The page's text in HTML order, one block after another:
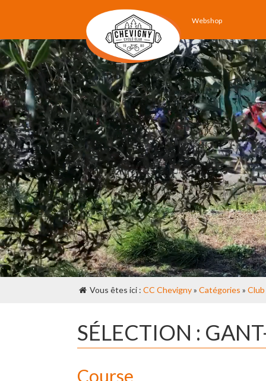
Webshop
Vous êtes ici : CC Chevigny» Catégories » Club
SÉLECTION :
Course